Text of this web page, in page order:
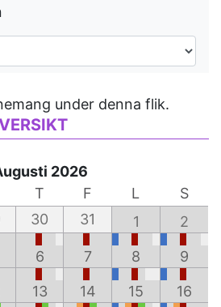
under denna flik.
2026
T F L
S
30 31 1 2
6 7 8 9
13 14 15 16